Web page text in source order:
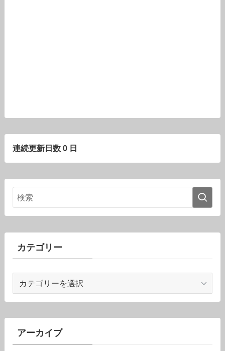
連続更新日数 0 日
カテゴリー
ゴ
ーアーカイブ